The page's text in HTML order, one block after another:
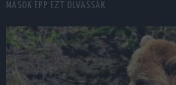
MÁSOK ÉPP EZT OLVASSÁK